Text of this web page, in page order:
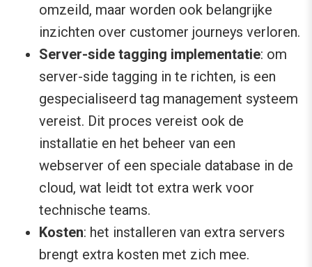
omzeild, maar worden ook belangrijke
inzichten over customer journeys verloren.
Server-side tagging implementatie: om
server-side tagging in te richten, is een
gespecialiseerd tag management systeem
vereist. Dit proces vereist ook de
installatie en het beheer van een
webserver of een speciale database in de
cloud, wat leidt tot extra werk voor
technische teams.
Kosten: het installeren van extra servers
brengt extra kosten met zich mee.